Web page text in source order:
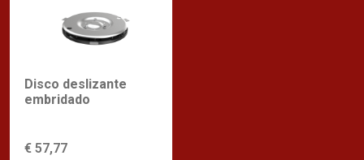
Disco deslizante
embridado
€ 57,77